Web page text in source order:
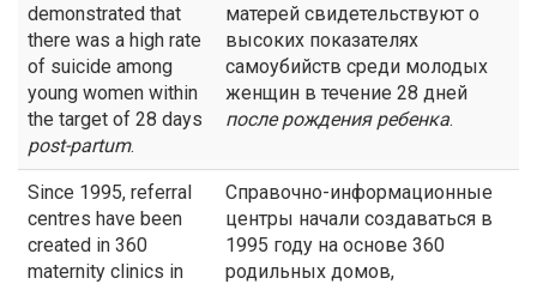
demonstrated that
there was a high rate
of suicide among
young women within
the target of 28 days
post-partum.
матерей свидетельствуют о
высоких показателях
самоубийств среди молодых
женщин в течение 28 дней
после рождения ребенка.
Since 1995, referral
centres have been
created in 360
maternity clinics in
Справочно-информационные
центры начали создаваться в
1995 году на основе 360
родильных домов,